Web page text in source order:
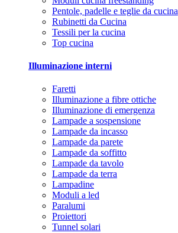
Pentole, padelle e teglie da cucina
Rubinetti da Cucina
Tessili per la cucina
Top cucina
Illuminazione interni
Faretti
Illuminazione a fibre ottiche
Illuminazione di emergenza
Lampade a sospensione
Lampade da incasso
Lampade da parete
Lampade da soffitto
Lampade da tavolo
Lampade da terra
Lampadine
Moduli a led
Paralumi
Proiettori
Tunnel solari